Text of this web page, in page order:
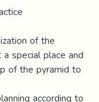
of the
special place and
of the pyramid to
according to